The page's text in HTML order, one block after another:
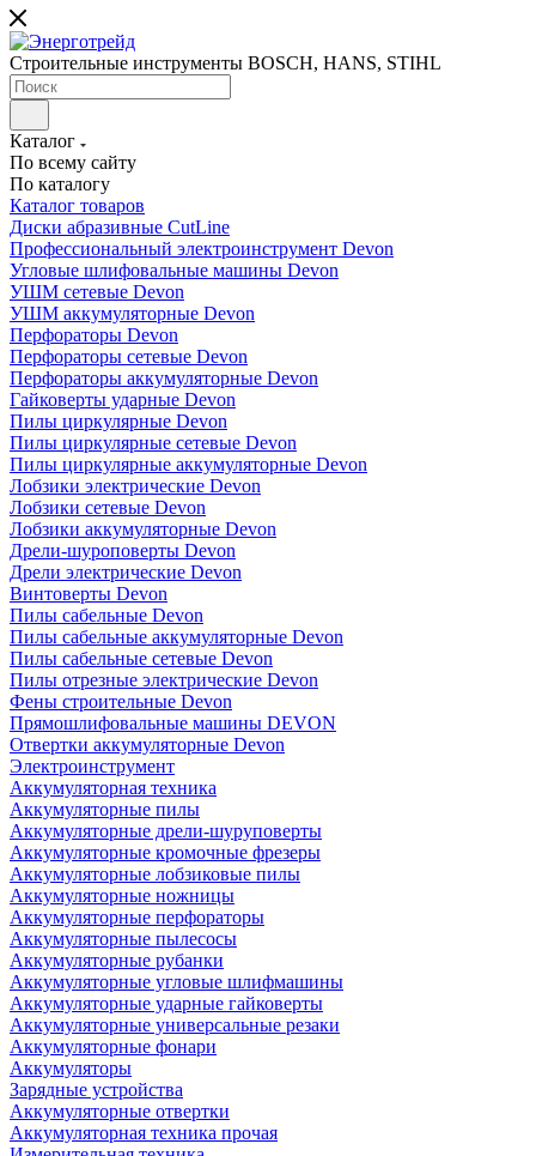
Строительные инструменты BOSCH, HANS, STIHL
Каталог
По всему сайту
По каталогу
Каталог товаров
Диски абразивные CutLine
Профессиональный электроинструмент Devon
Угловые шлифовальные машины Devon
УШМ сетевые Devon
УШМ аккумуляторные Devon
Перфораторы Devon
Перфораторы сетевые Devon
Перфораторы аккумуляторные Devon
Гайковерты ударные Devon
Пилы циркулярные Devon
Пилы циркулярные сетевые Devon
Пилы циркулярные аккумуляторные Devon
Лобзики электрические Devon
Лобзики сетевые Devon
Лобзики аккумуляторные Devon
Дрели-шуроповерты Devon
Дрели электрические Devon
Винтоверты Devon
Пилы сабельные Devon
Пилы сабельные аккумуляторные Devon
Пилы сабельные сетевые Devon
Пилы отрезные электрические Devon
Фены строительные Devon
Прямошлифовальные машины DEVON
Отвертки аккумуляторные Devon
Электроинструмент
Аккумуляторная техника
Аккумуляторные пилы
Аккумуляторные дрели-шуруповерты
Аккумуляторные кромочные фрезеры
Аккумуляторные лобзиковые пилы
Аккумуляторные ножницы
Аккумуляторные перфораторы
Аккумуляторные пылесосы
Аккумуляторные рубанки
Аккумуляторные угловые шлифмашины
Аккумуляторные ударные гайковерты
Аккумуляторные универсальные резаки
Аккумуляторные фонари
Аккумуляторы
Зарядные устройства
Аккумуляторные отвертки
Аккумуляторная техника прочая